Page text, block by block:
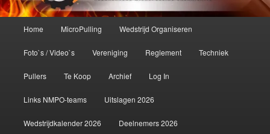
Organisatie
Home MicroPulling Wedstrijd Organiseren
Foto`s / Video`s Vereniging Reglement Techniek
Pullers Te Koop Archief Log In
Links NMPO-teams Uitslagen 2026
Wedstrijdkalender 2026 Deelnemers 2026